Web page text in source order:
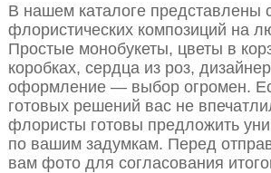
В нашем каталоге представлены
флористических композиций на
Простые монобукеты, цветы в
коробках, сердца из роз,
оформление — выбор огромен.
готовых решений вас не
флористы готовы предложить
по вашим задумкам. Перед
вам фото для согласования